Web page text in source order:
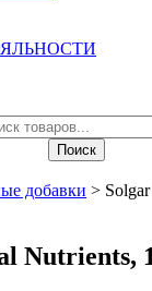
Поиск
добавки >
Nutrients,